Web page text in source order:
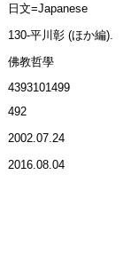
日文=Japanese
130-平川彰 (ほか編).
佛教哲學
4393101499
492
2002.07.24
2016.08.04